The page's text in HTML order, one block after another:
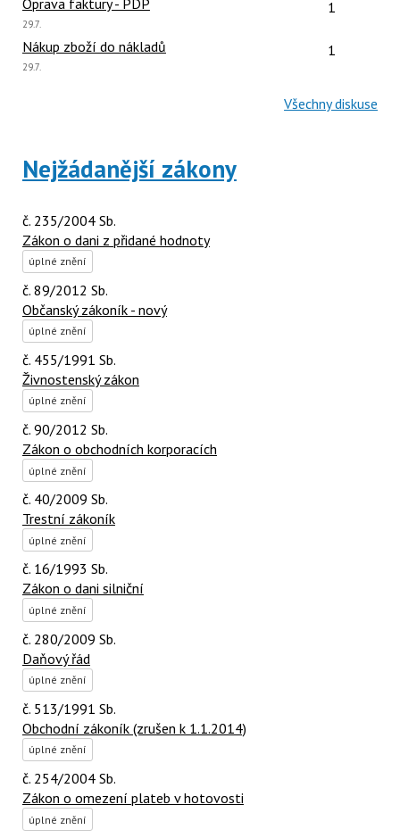
Oprava faktury - PDP 1
Poslední
29.7.
Nákup zboží do nákladů Počet
1
Poslední
29.7.
Všechny diskuse
Nejžádanější zákony
č. 235/2004 Sb.
Zákon o dani z přidané hodnoty
úplné znění
č. 89/2012 Sb.
Občanský zákoník - nový
úplné znění
č. 455/1991 Sb.
Živnostenský zákon
úplné znění
č. 90/2012 Sb.
Zákon o obchodních korporacích
úplné znění
č. 40/2009 Sb.
Trestní zákoník
úplné znění
č. 16/1993 Sb.
Zákon o dani silniční
úplné znění
č. 280/2009 Sb.
Daňový řád
úplné znění
č. 513/1991 Sb.
Obchodní zákoník (zrušen k 1.1.2014)
úplné znění
č. 254/2004 Sb.
Zákon o omezení plateb v hotovosti
úplné znění